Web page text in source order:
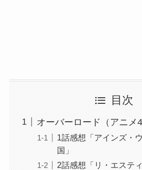
目次
オーバーロード（アニメ
1話感想「アインズ・
国」
2話感想「リ・エステ